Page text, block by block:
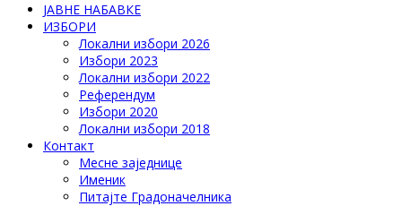
ЈАВНЕ НАБАВКЕ
ИЗБОРИ
Локални избори 2026
Избори 2023
Локални избори 2022
Референдум
Избори 2020
Локални избори 2018
Контакт
Месне заједнице
Именик
Питајте Градоначелника